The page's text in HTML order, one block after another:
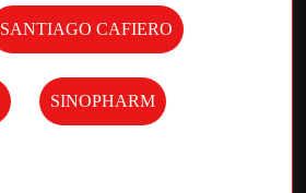
SANTIAGO CAFIERO
SINOPHARM